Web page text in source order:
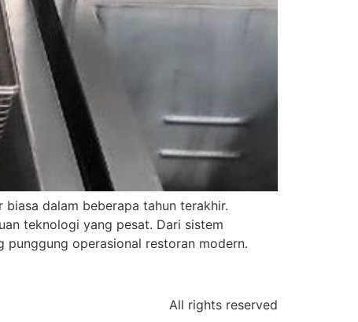
dalam beberapa tahun terakhir.
teknologi yang pesat. Dari sistem
operasional restoran modern.
All rights reserved